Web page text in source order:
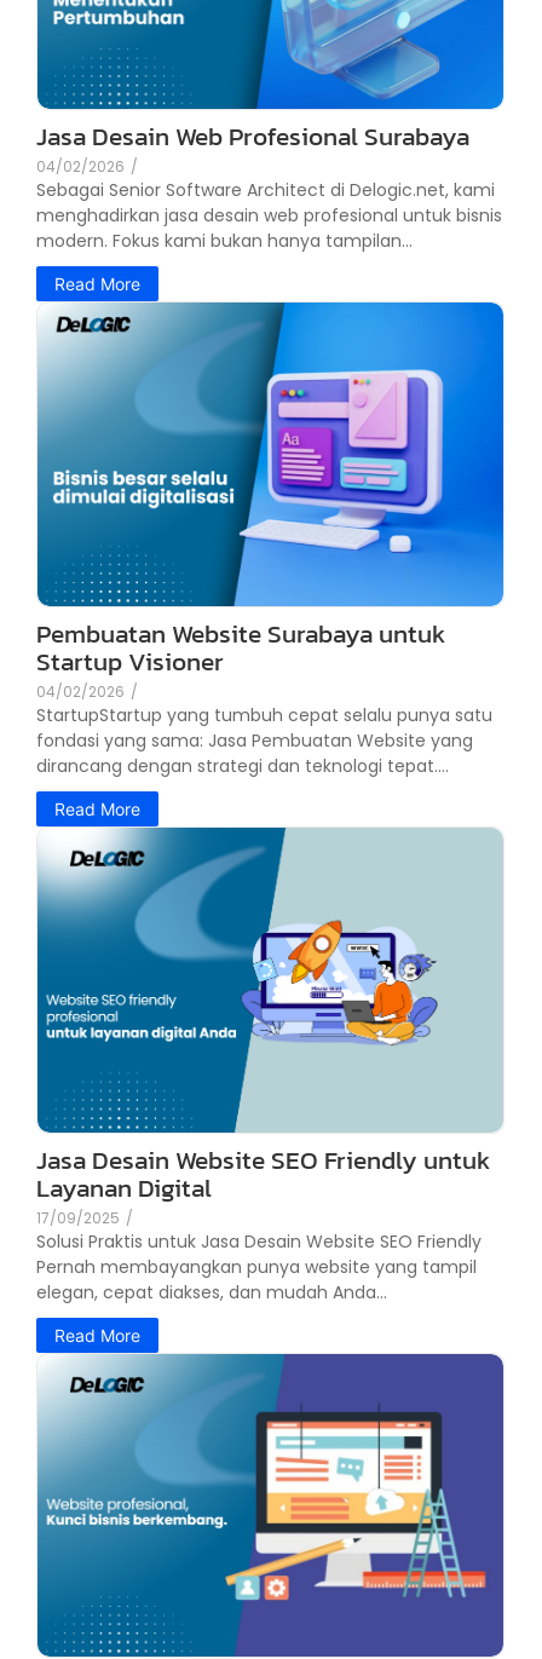
Jasa Desain Web Profesional Surabaya
04/02/2026 /
Sebagai Senior Software Architect di Delogic.net, kami
menghadirkan jasa desain web profesional untuk bisnis
modern. Fokus kami bukan hanya tampilan...
Read More
Pembuatan Website Surabaya untuk
Startup Visioner
04/02/2026 /
StartupStartup yang tumbuh cepat selalu punya satu
fondasi yang sama: Jasa Pembuatan Website yang
dirancang dengan strategi dan teknologi tepat....
Read More
Jasa Desain Website SEO Friendly untuk
Layanan Digital
17/09/2025 /
Solusi Praktis untuk Jasa Desain Website SEO Friendly
Pernah membayangkan punya website yang tampil
elegan, cepat diakses, dan mudah Anda...
Read More